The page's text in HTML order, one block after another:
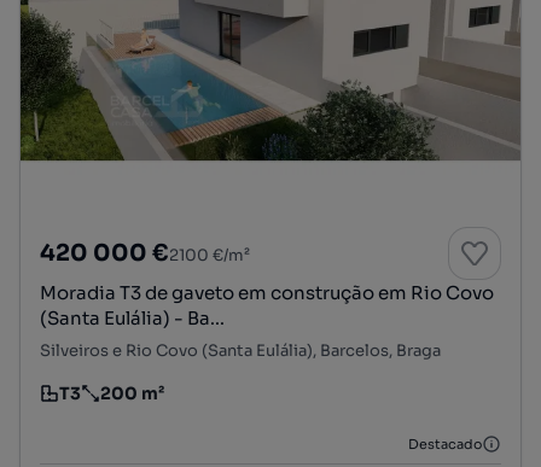
420 000 €2100 €/m²
Moradia T3 de gaveto em construção em Rio Covo
(Santa Eulália) - Ba...
Silveiros e Rio Covo (Santa Eulália), Barcelos, Braga
Tipologia
T3
Preço por metro quadrado
200 m²
Destacado